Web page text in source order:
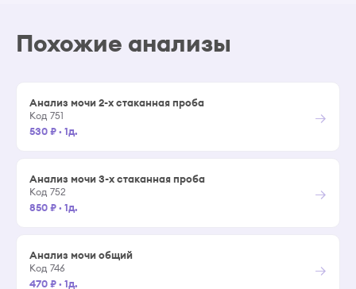
Похожие анализы
Анализ мочи 2-х стаканная проба
Код 751
530 ₽· 1д.
→
Анализ мочи 3-х стаканная проба
Код 752
850 ₽· 1д.
→
Анализ мочи общий
Код 746
470 ₽· 1д.
→